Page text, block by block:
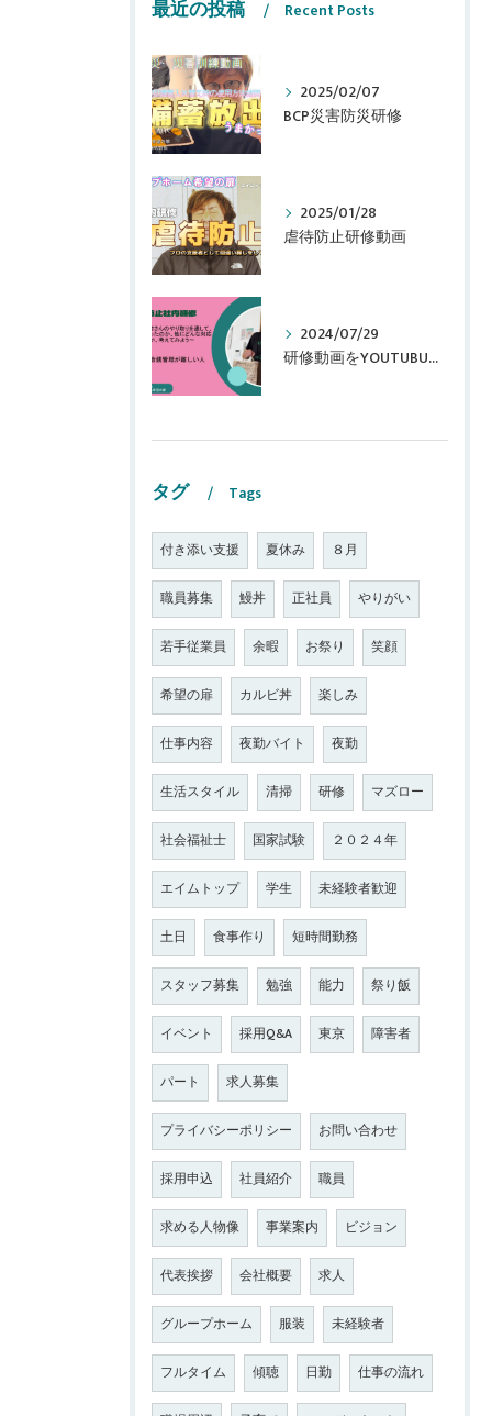
最近の投稿 Recent Posts
2025/02/07
BCP災害防災研修
2025/01/28
虐待防止研修動画
2024/07/29
研修動画をYOUTUBUに追加しました！
タグ Tags
付き添い支援 夏休み ８月
職員募集 鰻丼 正社員 やりがい
若手従業員 余暇 お祭り 笑顔
希望の扉 カルビ丼 楽しみ
仕事内容 夜勤バイト 夜勤
生活スタイル 清掃 研修 マズロー
社会福祉士 国家試験 ２０２４年
エイムトップ 学生 未経験者歓迎
土日 食事作り 短時間勤務
スタッフ募集 勉強 能力 祭り飯
イベント 採用Q&A 東京 障害者
パート 求人募集
プライバシーポリシー お問い合わせ
採用申込 社員紹介 職員
求める人物像 事業案内 ビジョン
代表挨拶 会社概要 求人
グループホーム 服装 未経験者
フルタイム 傾聴 日勤 仕事の流れ